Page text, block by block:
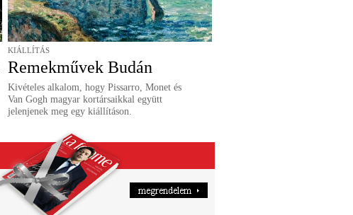
KIÁLLÍTÁS
Remekművek Budán
Kivételes alkalom, hogy Pissarro, Monet és
Van Gogh magyar kortársaikkal együtt
jelenjenek meg egy kiállításon.